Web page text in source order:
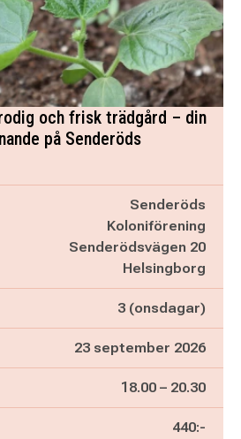
och frisk trädgård – din
på Senderöds
Senderöds
Koloniförening
Senderödsvägen 20
Helsingborg
3 (onsdagar)
23 september 2026
Pågår mellan
18.00 – och
20.30
440:-